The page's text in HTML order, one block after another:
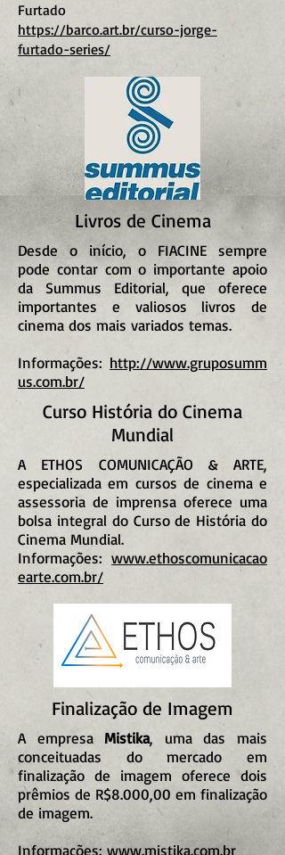
Furtado
https://barco.art.br/curso-jorge-
furtado-series/
Livros de Cinema
Desde o início, o FIACINE sempre
pode contar com o importante apoio
da Summus Editorial, que oferece
importantes e valiosos livros de
cinema dos mais variados temas.
Informações: http://www.gruposumm
us.com.br/
Curso História do Cinema
Mundial
A ETHOS COMUNICAÇÃO & ARTE,
especializada em cursos de cinema e
assessoria de imprensa oferece uma
bolsa integral do Curso de História do
Cinema Mundial.
Informações: www.ethoscomunicacao
earte.com.br/
Finalização de Imagem
A empresa Mistika, uma das mais
conceituadas do mercado em
finalização de imagem oferece dois
prêmios de R$8.000,00 em finalização
de imagem.
Informações:www.mistika.com.br